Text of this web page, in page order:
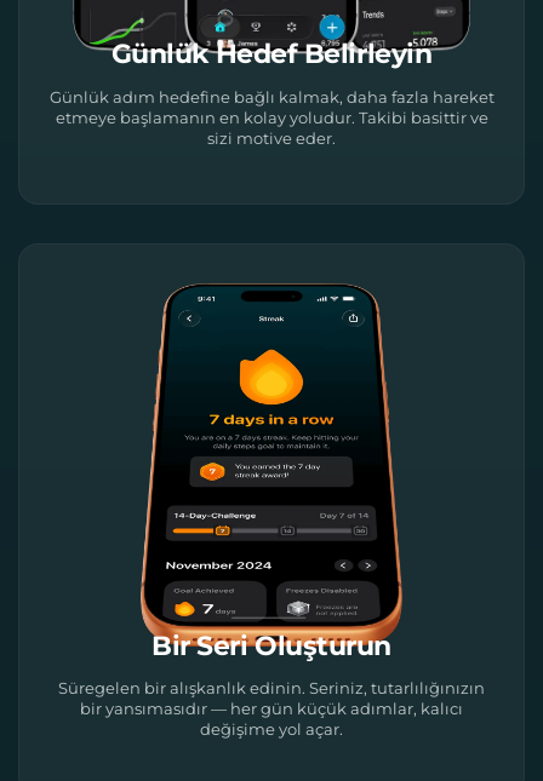
Günlük Hedef Belirleyin
Günlük adım hedefine bağlı kalmak, daha fazla hareket
etmeye başlamanın en kolay yoludur. Takibi basittir ve
sizi motive eder.
Bir Seri Oluşturun
Süregelen bir alışkanlık edinin. Seriniz, tutarlılığınızın
bir yansımasıdır — her gün küçük adımlar, kalıcı
değişime yol açar.